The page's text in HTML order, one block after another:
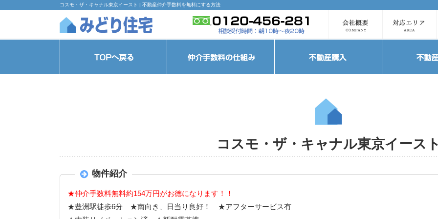
コスモ・ザ・キャナル東京イースト | 不動産仲介手数料を無料にする方法
コスモ・ザ・キャナル東京イース
物件紹介
★仲介手数料無料約154万円がお徳になります！！
★豊洲駅徒歩6分 ★南向き、日当り良好！ ★アフターサービス有